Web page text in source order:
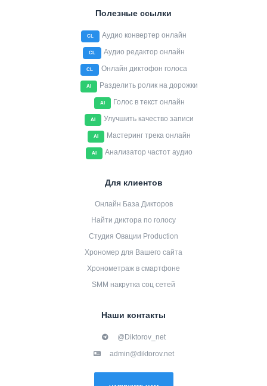
Полезные ссылки
CL Аудио конвертер онлайн
CL Аудио редактор онлайн
CL Онлайн диктофон голоса
AI Разделить ролик на дорожки
AI Голос в текст онлайн
AI Улучшить качество записи
AI Мастеринг трека онлайн
AI Анализатор частот аудио
Для клиентов
Онлайн База Дикторов
Найти диктора по голосу
Студия Овации Production
Хрономер для Вашего сайта
Хронометраж в смартфоне
SMM накрутка соц сетей
Наши контакты
@Diktorov_net
admin@diktorov.net